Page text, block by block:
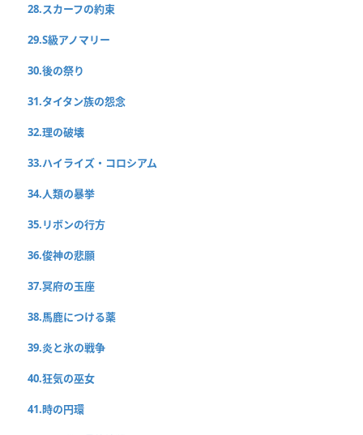
28.スカーフの約束
29.S級アノマリー
30.後の祭り
31.タイタン族の怨念
32.理の破壊
33.ハイライズ・コロシアム
34.人類の暴挙
35.リボンの行方
36.俊神の悲願
37.冥府の玉座
38.馬鹿につける薬
39.炎と氷の戦争
40.狂気の巫女
41.時の円環